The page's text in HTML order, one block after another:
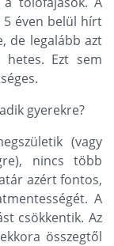
5 éven belül hírt
de legalább azt
Ezt sem
gyerekre?
(vagy
nincs több
azért fontos,
A
csökkentik. Az
összegtől